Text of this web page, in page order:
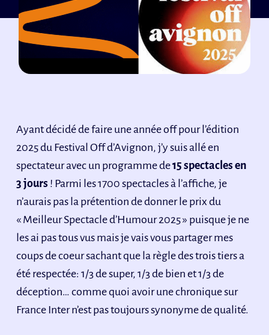
Ayant décidé de faire une année off pour l’édition
2025 du Festival Off d’Avignon, j’y suis allé en
spectateur avec un programme de15 spectacles en
3 jours ! Parmi les 1700 spectacles à l’affiche, je
n’aurais pas la prétention de donner le prix du
« Meilleur Spectacle d’Humour 2025 » puisque je ne
les ai pas tous vus mais je vais vous partager mes
coups de coeur sachant que la règle des trois tiers a
été respectée: 1/3 de super, 1/3 de bien et 1/3 de
déception… comme quoi avoir une chronique sur
France Inter n’est pas toujours synonyme de qualité.